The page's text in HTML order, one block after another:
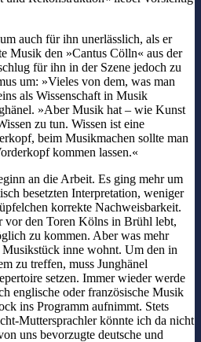
auch für ihn unerlässlich, als er
Musik den »Cantus Cölln« aus der
für ihn in der Szene jedoch zu
um: »Vieles von dem, was man
als Wissenschaft in Musik
»Aber Musik hat – wie Kunst
zu tun. Wissen ist eine
beim Musikmachen sollte man
kommen lassen.«
an die Arbeit. Es ging mehr um
besetzten Interpretation, weniger
korrekte Nachweisbarkeit.
vor den Toren Kölns in Brühl lebt,
zu kommen. Aber was mehr
inne wohnt. Um den in
zu treffen, muss Junghänel
setzen. Immer wieder werde
englische oder französische Musik
ins Programm aufnimmt. Stets
Muttersprachler könnte ich da nicht
uns bevorzugte deutsche und